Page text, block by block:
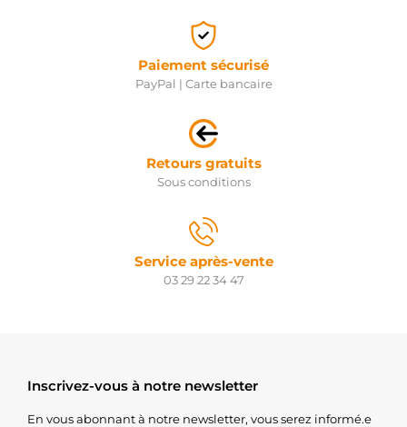
Paiement sécurisé
PayPal | Carte bancaire
Retours gratuits
Sous conditions
Service après-vente
03 29 22 34 47
Inscrivez-vous à notre newsletter
En vous abonnant à notre newsletter, vous serez informé.e